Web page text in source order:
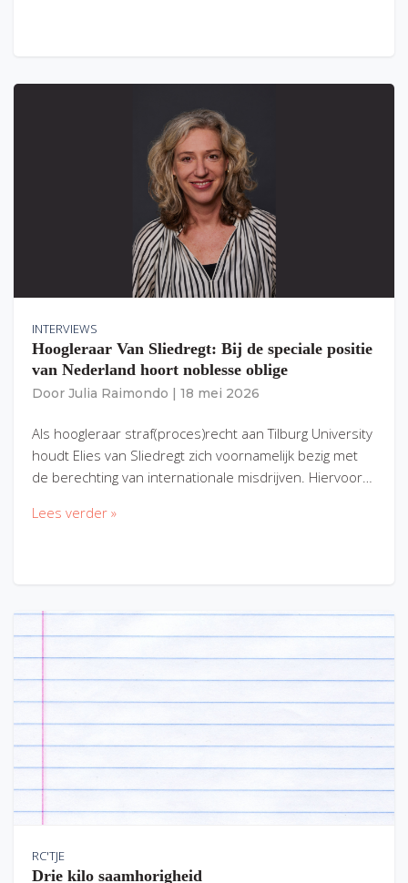
INTERVIEWS
Hoogleraar Van Sliedregt: Bij de speciale positie
van Nederland hoort noblesse oblige
Door Julia Raimondo 18 mei 2026
Als hoogleraar straf(proces)recht aan Tilburg University
houdt Elies van Sliedregt zich voornamelijk bezig met
de berechting van internationale misdrijven. Hiervoor…
Lees verder »
RC'TJE
Drie kilo saamhorigheid